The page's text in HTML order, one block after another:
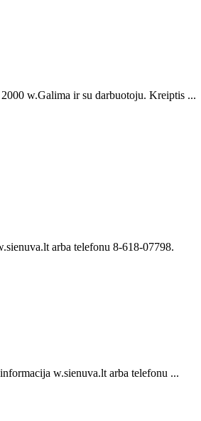
w.Galima ir su darbuotoju. Kreiptis ...
arba telefonu 8-618-07798.
w.sienuva.lt arba telefonu ...